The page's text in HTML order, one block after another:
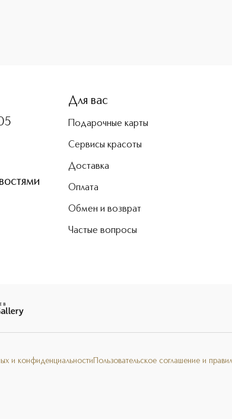
Для вас
Подарочные карты
Сервисы красоты
Доставка
Оплата
Обмен и возврат
Частые вопросы
и конфиденциальности Пользовательское соглашение и